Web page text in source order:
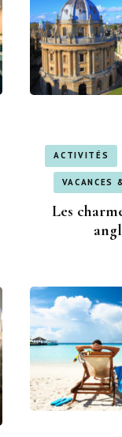
ACTIVITÉS
VACANCES
Les